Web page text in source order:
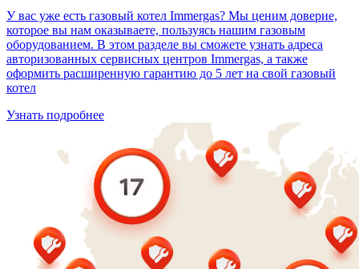
У вас уже есть газовый котел Immergas? Мы ценим доверие,
которое вы нам оказываете, пользуясь нашим газовым
оборудованием. В этом разделе вы сможете узнать адреса
авторизованных сервисных центров Immergas, а также
оформить расширенную гарантию до 5 лет на свой газовый
котел
Узнать подробнее